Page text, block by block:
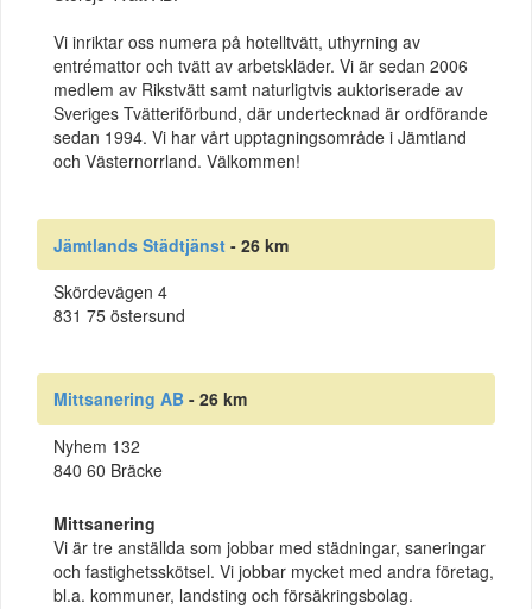
Vi inriktar oss numera på hotelltvätt, uthyrning av
entrémattor och tvätt av arbetskläder. Vi är sedan 2006
medlem av Rikstvätt samt naturligtvis auktoriserade av
Sveriges Tvätteriförbund, där undertecknad är ordförande
sedan 1994. Vi har vårt upptagningsområde i Jämtland
och Västernorrland. Välkommen!
Jämtlands Städtjänst - 26 km
Skördevägen 4
831 75 östersund
Mittsanering AB - 26 km
Nyhem 132
840 60 Bräcke
Mittsanering
Vi är tre anställda som jobbar med städningar, saneringar
och fastighetsskötsel. Vi jobbar mycket med andra företag,
bl.a. kommuner, landsting och försäkringsbolag.